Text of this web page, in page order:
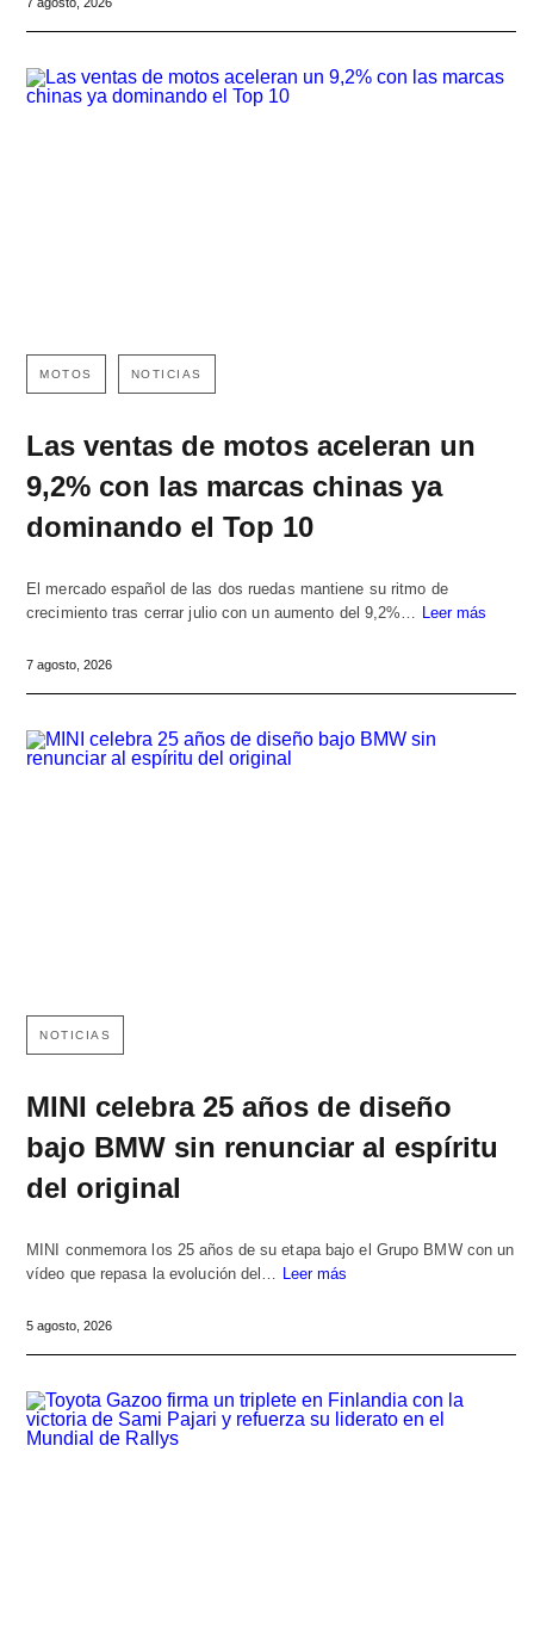
MOTOS NOTICIAS
Las ventas de motos aceleran un
9,2% con las marcas chinas ya
dominando el Top 10
El mercado español de las dos ruedas mantiene su ritmo de
crecimiento tras cerrar julio con un aumento del 9,2%… Leer más
7 agosto, 2026
NOTICIAS
MINI celebra 25 años de diseño
bajo BMW sin renunciar al espíritu
del original
MINI conmemora los 25 años de su etapa bajo el Grupo BMW con un
vídeo que repasa la evolución del…
Leer más
5 agosto, 2026